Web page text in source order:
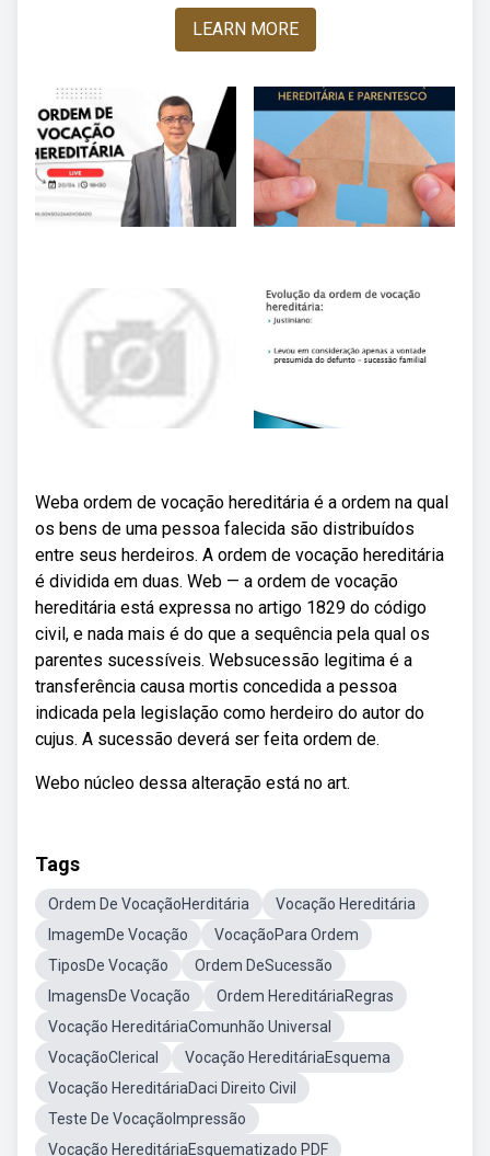
LEARN MORE
Weba ordem de vocação hereditária é a ordem na qual
os bens de uma pessoa falecida são distribuídos
entre seus herdeiros. A ordem de vocação hereditária
é dividida em duas. Web — a ordem de vocação
hereditária está expressa no artigo 1829 do código
civil, e nada mais é do que a sequência pela qual os
parentes sucessíveis. Websucessão legitima é a
transferência causa mortis concedida a pessoa
indicada pela legislação como herdeiro do autor do
cujus. A sucessão deverá ser feita ordem de.
Webo núcleo dessa alteração está no art.
Tags
Ordem De VocaçãoHerditária
Vocação Hereditária
ImagemDe Vocação
VocaçãoPara Ordem
TiposDe Vocação
Ordem DeSucessão
ImagensDe Vocação
Ordem HereditáriaRegras
Vocação HereditáriaComunhão Universal
VocaçãoClerical
Vocação HereditáriaEsquema
Vocação HereditáriaDaci Direito Civil
Teste De VocaçãoImpressão
Vocação HereditáriaEsquematizado PDF